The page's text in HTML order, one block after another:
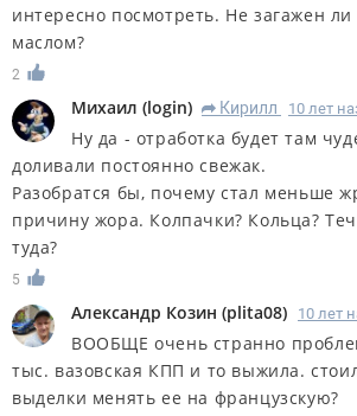
интересно посмотреть. Не загажен
маслом?
2
Михаил (login) R Кирилл 10 лет
Ну да - отработка будет там
доливали постоянно свежак.
Разобратся бы, почему стал меньше
причину жора. Колпачки? Кольца?
туда?
5
Александр Козин (plita08) 10 лет
ВООБЩЕ очень странно
тыс. вазовская КПП и то выжила.
выделки менять ее на французскую?